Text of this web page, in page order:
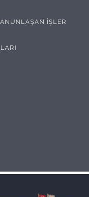
İŞLER